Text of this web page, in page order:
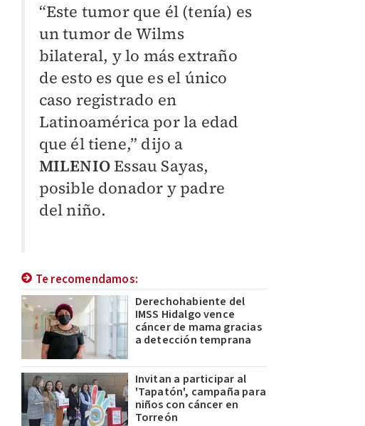
“Este tumor que él (tenía) es
un tumor de Wilms
bilateral, y lo más extraño
de esto es que es el único
caso registrado en
Latinoamérica por la edad
que él tiene,” dijo a
MILENIOEssau Sayas,
posible donador y padre
del niño.
Te recomendamos:
Derechohabiente del
IMSS Hidalgo vence
cáncer de mama gracias
a detección temprana
Invitan a participar al
'Tapatón', campaña para
niños con cáncer en
Torreón